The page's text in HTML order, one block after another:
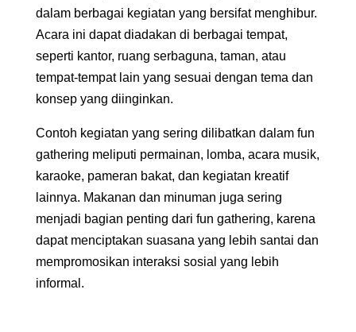
dalam berbagai kegiatan yang bersifat menghibur.
Acara ini dapat diadakan di berbagai tempat,
seperti kantor, ruang serbaguna, taman, atau
tempat-tempat lain yang sesuai dengan tema dan
konsep yang diinginkan.
Contoh kegiatan yang sering dilibatkan dalam fun
gathering meliputi permainan, lomba, acara musik,
karaoke, pameran bakat, dan kegiatan kreatif
lainnya. Makanan dan minuman juga sering
menjadi bagian penting dari fun gathering, karena
dapat menciptakan suasana yang lebih santai dan
mempromosikan interaksi sosial yang lebih
informal.